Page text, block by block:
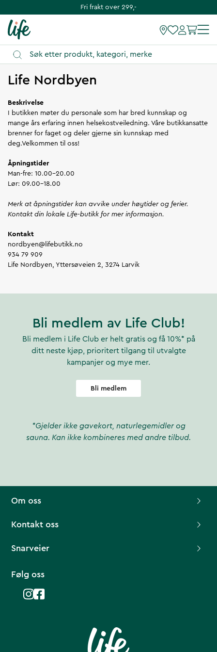
Fri frakt over 299,-
Life Nordbyen
Beskrivelse
I butikken møter du personale som har bred kunnskap og
mange års erfaring innen helsekostveiledning. Våre butikkansatte
brenner for faget og deler gjerne sin kunnskap med
deg.Velkommen til oss!
Åpningstider
Man-fre: 10.00-20.00
Lør: 09.00-18.00
Merk at åpningstider kan avvike under høytider og ferier.
Kontakt din lokale Life-butikk for mer informasjon.
Kontakt
nordbyen@lifebutikk.no
934 79 909
Life Nordbyen, Yttersøveien 2, 3274 Larvik
Bli medlem av Life Club!
Bli medlem i Life Club er helt gratis og få 10%* på
ditt neste kjøp, prioritert tilgang til utvalgte
kampanjer og mye mer.
Bli medlem
*Gjelder ikke gavekort, naturlegemidler og
sauna. Kan ikke kombineres med andre tilbud.
Om oss
Kontakt oss
Snarveier
Følg oss